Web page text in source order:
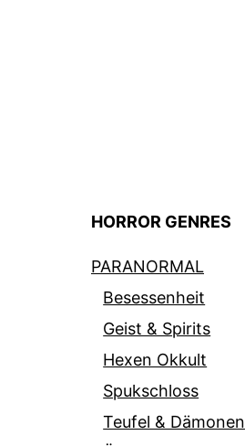
HORROR GENRES
PARANORMAL
Besessenheit
Geist & Spirits
Hexen Okkult
Spukschloss
Teufel & Dämonen